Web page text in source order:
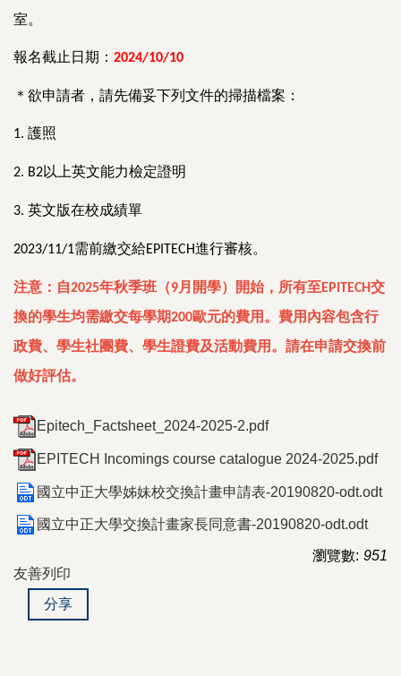
室。
報名截止日期： 2024/10/10
＊欲申請者，請先備妥下列文件的掃描檔案：
1. 護照
2. B2以上英文能力檢定證明
3. 英文版在校成績單
2023/11/1需前繳交給EPITECH進行審核。
注意：自2025年秋季班（9月開學）開始，所有至EPITECH交
換的學生均需繳交每學期200歐元的費用。費用內容包含行
政費、學生社團費、學生證費及活動費用。請在申請交換前
做好評估。
Epitech_Factsheet_2024-2025-2.pdf
EPITECH Incomings course catalogue 2024-2025.pdf
國立中正大學姊妹校交換計畫申請表-20190820-odt.odt
國立中正大學交換計畫家長同意書-20190820-odt.odt
瀏覽數: 951
友善列印
分享